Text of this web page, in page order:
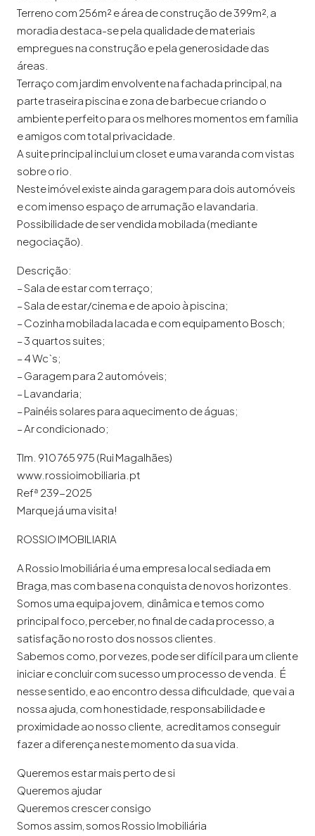
Terreno com 256m² e área de construção de 399m², a
moradia destaca-se pela qualidade de materiais
empregues na construção e pela generosidade das
áreas.
Terraço com jardim envolvente na fachada principal, na
parte traseira piscina e zona de barbecue criando o
ambiente perfeito para os melhores momentos em família
e amigos com total privacidade.
A suite principal inclui um closet e uma varanda com vistas
sobre o rio.
Neste imóvel existe ainda garagem para dois automóveis
e com imenso espaço de arrumação e lavandaria.
Possibilidade de ser vendida mobilada (mediante
negociação).
Descrição:
– Sala de estar com terraço;
– Sala de estar/cinema e de apoio à piscina;
– Cozinha mobilada lacada e com equipamento Bosch;
– 3 quartos suites;
– 4 Wc`s;
– Garagem para 2 automóveis;
– Lavandaria;
– Painéis solares para aquecimento de águas;
– Ar condicionado;
Tlm. 910 765 975 (Rui Magalhães)
www.rossioimobiliaria.pt
Refª 239-2025
Marque já uma visita!
ROSSIO IMOBILIARIA
A Rossio Imobiliária é uma empresa local sediada em
Braga, mas com base na conquista de novos horizontes.
Somos uma equipa jovem, dinâmica e temos como
principal foco, perceber, no final de cada processo, a
satisfação no rosto dos nossos clientes.
Sabemos como, por vezes, pode ser difícil para um cliente
iniciar e concluir com sucesso um processo de venda. É
nesse sentido, e ao encontro dessa dificuldade, que vai a
nossa ajuda, com honestidade, responsabilidade e
proximidade ao nosso cliente, acreditamos conseguir
fazer a diferença neste momento da sua vida.
Queremos estar mais perto de si
Queremos ajudar
Queremos crescer consigo
Somos assim, somos Rossio Imobiliária